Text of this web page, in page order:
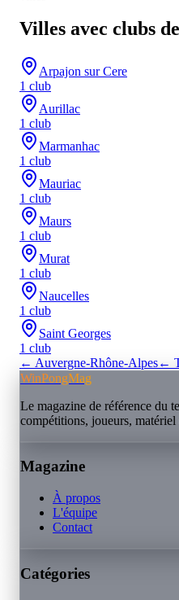
Villes avec clubs
Arpajon sur Cere
1 club
Aurillac
1 club
Marmanhac
1 club
Mauriac
1 club
Maurs
1 club
Murat
1 club
Naucelles
1 club
Saint Georges
1 club
← Auvergne-Rhône-Alpes←
WinPongMag
Le magazine de référence du
compétitions, joueurs, matériel
Magazine
À propos
L'équipe
Contact
Catégories